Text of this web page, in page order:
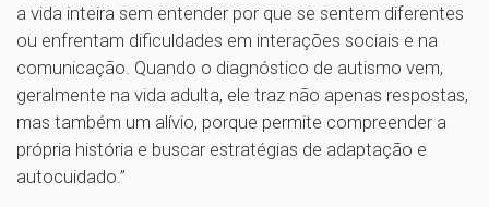
a vida inteira sem entender por que se sentem diferentes
ou enfrentam dificuldades em interações sociais e na
comunicação. Quando o diagnóstico de autismo vem,
geralmente na vida adulta, ele traz não apenas respostas,
mas também um alívio, porque permite compreender a
própria história e buscar estratégias de adaptação e
autocuidado.”